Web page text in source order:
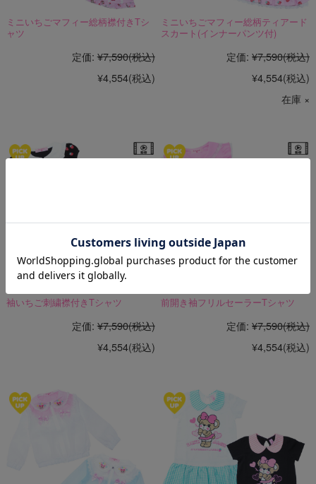
ミニいちごマフィー総柄襟付きTシ
ャツ
定価: ¥7,590(税込)
¥4,554(税込)
ミニいちごマフィー総柄ティアード
スカート(インナーパンツ付)
定価: ¥7,590(税込)
¥4,554(税込)
在庫 ×
袖いちご刺繍襟付きTシャツ
定価: ¥7,590(税込)
¥4,554(税込)
前開き袖フリルセーラーTシャツ
定価: ¥7,590(税込)
¥4,554(税込)